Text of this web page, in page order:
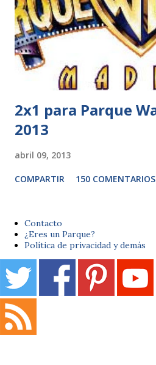
2x1 para Parque
2013
abril 09, 2013
COMPARTIR 150 COMENTARIOS
Contacto
¿Eres un Parque?
Política de privacidad y demás